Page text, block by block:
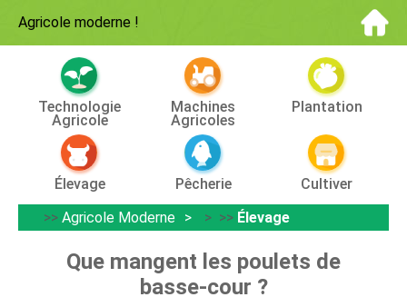
Agricole moderne !
Technologie
Agricole
Machines
Agricoles
Plantation
Élevage Pêcherie
Cultiver
>> Agricole Moderne > >> Élevage
Que mangent les poulets de
basse-cour ?